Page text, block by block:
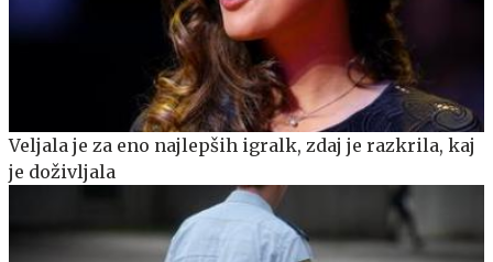
Veljala je za eno najlepših igralk, zdaj je razkrila, kaj
je doživljala